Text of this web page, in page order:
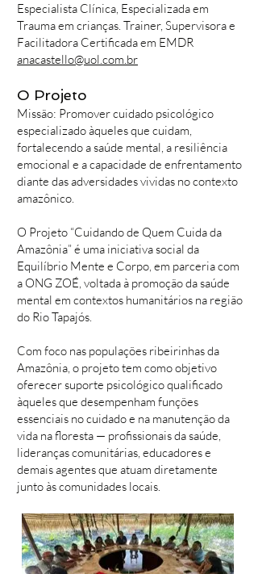
Especialista Clínica, Especializada em
Trauma em crianças. Trainer, Supervisora e
Facilitadora Certificada em EMDR
anacastello@uol.com.br
O Projeto
Missão: Promover cuidado psicológico
especializado àqueles que cuidam,
fortalecendo a saúde mental, a resiliência
emocional e a capacidade de enfrentamento
diante das adversidades vividas no contexto
amazônico.
O Projeto “Cuidando de Quem Cuida da
Amazônia” é uma iniciativa social da
Equilíbrio Mente e Corpo, em parceria com
a ONG ZOÉ, voltada à promoção da saúde
mental em contextos humanitários na região
do Rio Tapajós.
Com foco nas populações ribeirinhas da
Amazônia, o projeto tem como objetivo
oferecer suporte psicológico qualificado
àqueles que desempenham funções
essenciais no cuidado e na manutenção da
vida na floresta — profissionais da saúde,
lideranças comunitárias, educadores e
demais agentes que atuam diretamente
junto às comunidades locais.